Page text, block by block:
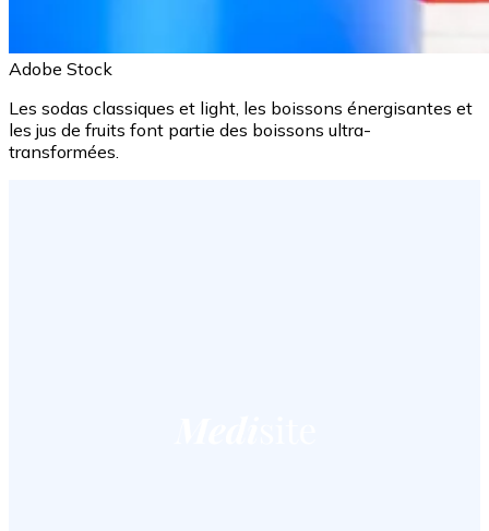
Adobe Stock
Les sodas classiques et light, les boissons énergisantes et
les jus de fruits font partie des boissons ultra-
transformées.